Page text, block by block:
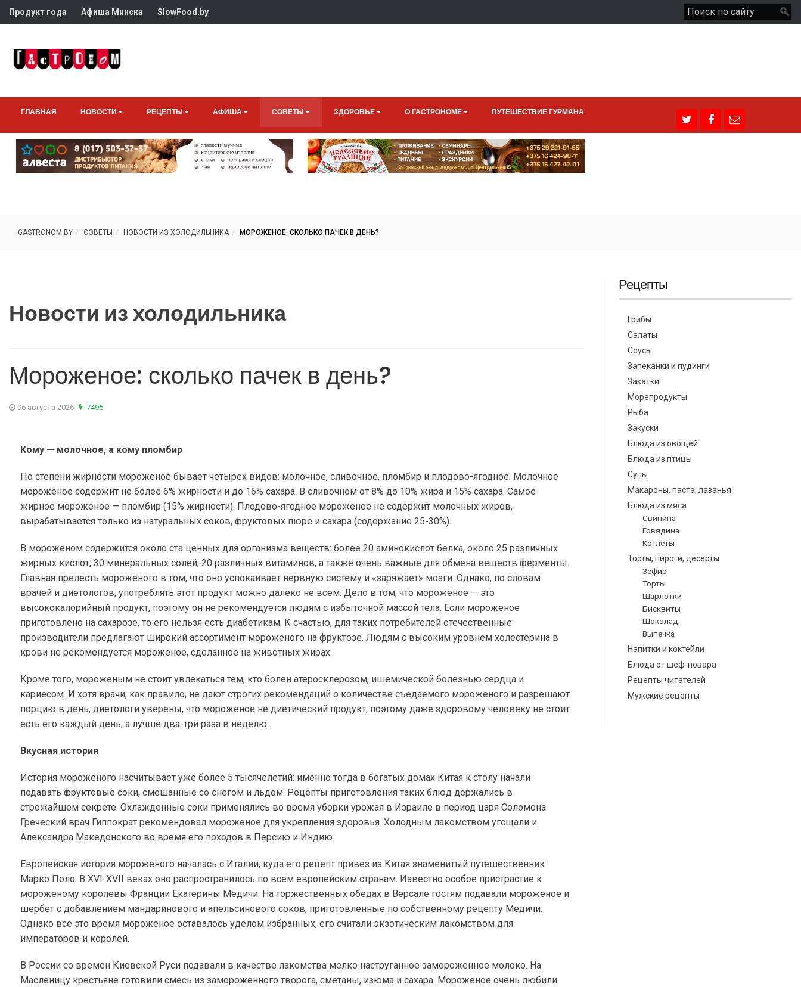
Продукт года Афиша Минска SlowFood.by
ГЛАВНАЯ НОВОСТИ РЕЦЕПТЫ АФИША СОВЕТЫ ЗДОРОВЬЕ О ГАСТРОНОМЕ ПУТЕШЕСТВИЕ ГУРМАНА
GASTRONOM.BY СОВЕТЫ НОВОСТИ ИЗ ХОЛОДИЛЬНИКА МОРОЖЕНОЕ: СКОЛЬКО ПАЧЕК В ДЕНЬ?
Новости из холодильника
Мороженое: сколько пачек в день?
06 августа 2026 7495
Кому — молочное, а кому пломбир
По степени жирности мороженое бывает четырех видов: молочное, сливочное, пломбир и плодово-ягодное. Молочное
мороженое содержит не более 6% жирности и до 16% сахара. В сливочном от 8% до 10% жира и 15% сахара. Самое
жирное мороженое — пломбир (15% жирности). Плодово-ягодное мороженое не содержит молочных жиров,
вырабатывается только из натуральных соков, фруктовых пюре и сахара (содержание 25-30%).
В мороженом содержится около ста ценных для организма веществ: более 20 аминокислот белка, около 25 различных
жирных кислот, 30 минеральных солей, 20 различных витаминов, а также очень важные для обмена веществ ферменты.
Главная прелесть мороженого в том, что оно успокаивает нервную систему и «заряжает» мозги. Однако, по словам
врачей и диетологов, употреблять этот продукт можно далеко не всем. Дело в том, что мороженое — это
высококалорийный продукт, поэтому он не рекомендуется людям с избыточной массой тела. Если мороженое
приготовлено на сахарозе, то его нельзя есть диабетикам. К счастью, для таких потребителей отечественные
производители предлагают широкий ассортимент мороженого на фруктозе. Людям с высоким уровнем холестерина в
крови не рекомендуется мороженое, сделанное на животных жирах.
Кроме того, мороженым не стоит увлекаться тем, кто болен атеросклерозом, ишемической болезнью сердца и
кариесом. И хотя врачи, как правило, не дают строгих рекомендаций о количестве съедаемого мороженого и разрешают
порцию в день, диетологи уверены, что мороженое не диетический продукт, поэтому даже здоровому человеку не стоит
есть его каждый день, а лучше два-три раза в неделю.
Вкусная история
История мороженого насчитывает уже более 5 тысячелетий: именно тогда в богатых домах Китая к столу начали
подавать фруктовые соки, смешанные со снегом и льдом. Рецепты приготовления таких блюд держались в
строжайшем секрете. Охлажденные соки применялись во время уборки урожая в Израиле в период царя Соломона.
Греческий врач Гиппократ рекомендовал мороженое для укрепления здоровья. Холодным лакомством угощали и
Александра Македонского во время его походов в Персию и Индию.
Европейская история мороженого началась с Италии, куда его рецепт привез из Китая знаменитый путешественник
Марко Поло. В XVI-XVII веках оно распространилось по всем европейским странам. Известно особое пристрастие к
мороженому королевы Франции Екатерины Медичи. На торжественных обедах в Версале гостям подавали мороженое и
шербет с добавлением мандаринового и апельсинового соков, приготовленные по собственному рецепту Медичи.
Однако все это время мороженое оставалось уделом избранных, его считали экзотическим лакомством для
императоров и королей.
В России со времен Киевской Руси подавали в качестве лакомства мелко наструганное замороженное молоко. На
Масленицу крестьяне готовили смесь из замороженного творога, сметаны, изюма и сахара. Мороженое очень любили
Рецепты
Грибы
Салаты
Соусы
Запеканки и пудинги
Закатки
Морепродукты
Рыба
Закуски
Блюда из овощей
Блюда из птицы
Супы
Макароны, паста, лазанья
Блюда из мяса
Свинина
Говядина
Котлеты
Торты, пироги, десерты
Зефир
Торты
Шарлотки
Бисквиты
Шоколад
Выпечка
Напитки и коктейли
Блюда от шеф-повара
Рецепты читателей
Мужские рецепты